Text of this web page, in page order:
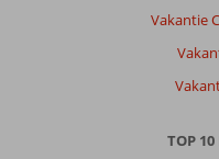
Vakantie
TOP 10